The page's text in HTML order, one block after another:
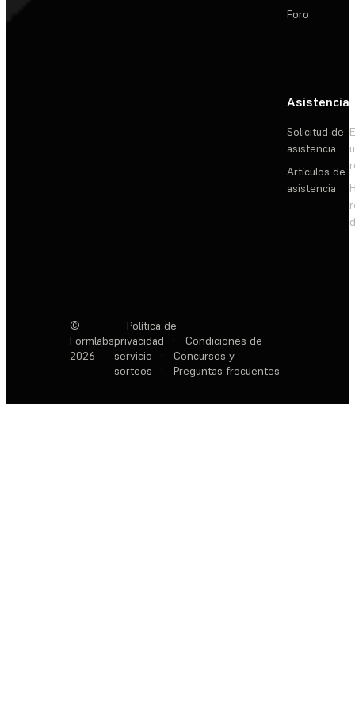
Foro
Asistencia
Solicitud de
asistencia
Artículos de
asistencia
©
Formlabs
2026
Política de
privacidad
·
Condiciones de
servicio
·
Concursos y
sorteos
· Preguntas frecuentes